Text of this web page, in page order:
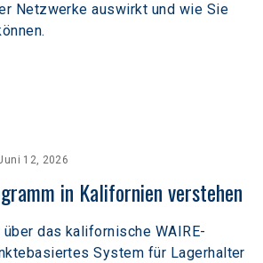
Netzwerke auswirkt und wie Sie
12, 2026
in Kalifornien verstehen
über das kalifornische WAIRE-
System für Lagerhalter